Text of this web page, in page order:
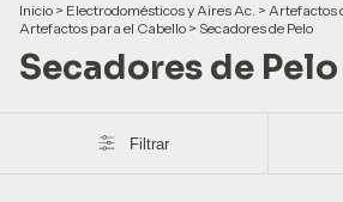
Inicio > Electrodomésticos y Aires Ac. > Artefactos
Artefactos para el Cabello > Secadores de Pelo
Secadores de Pelo
Filtrar